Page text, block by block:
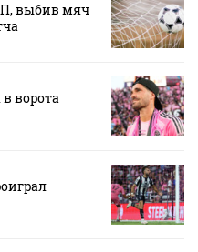
выбив мяч
ворота